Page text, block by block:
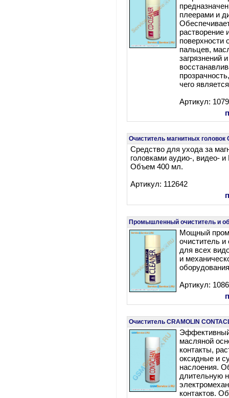
плеерами и
растворение
поверхности
пальцев,
загрязнений
чего
Артикул:
Очиститель магнитных головок
Средство для ухода за
головками аудио-, видео-
Объем 400 мл.
Артикул: 112642
Промышленный очиститель и
Мощный
очиститель
для всех
и
Артикул:
Очиститель CRAMOLIN
масляной
контакты,
оксидные и
наслоения.
длительную
контактов.